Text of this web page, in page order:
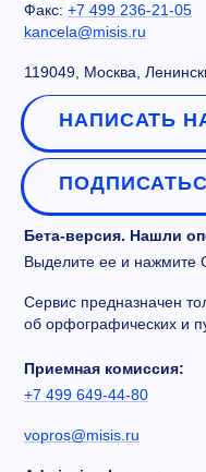
Факс: +7 499 236-21-05
kancela@misis.ru
119049, Москва,
НАПИСАТЬ
Бета-версия. Нашли
Выделите ее и нажмите
Сервис предназначен
об орфографических и
Приемная комиссия:
+7 499 649-44-80
vopros@misis.ru